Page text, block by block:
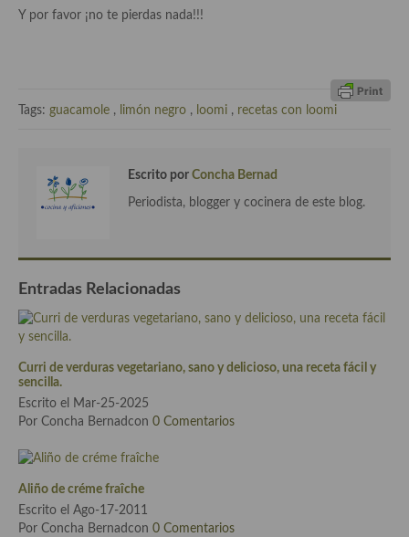
Y por favor ¡no te pierdas nada!!!
Tags: guacamole , limón negro , loomi , recetas con loomi
Escrito por Concha Bernad
Periodista, blogger y cocinera de este blog.
Entradas Relacionadas
Curri de verduras vegetariano, sano y delicioso, una receta fácil y
sencilla.
Escrito el Mar-25-2025
Por Concha Bernadcon 0 Comentarios
Aliño de créme fraîche
Escrito el Ago-17-2011
Por Concha Bernadcon 0 Comentarios